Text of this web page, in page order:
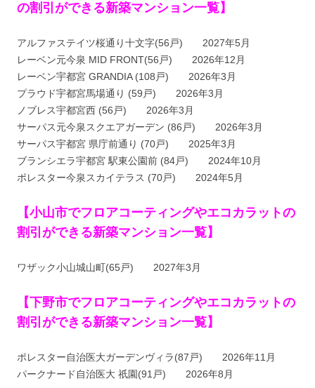
の割引ができる新築マンション一覧】
アルファステイツ桜通り十文字(56戸) 2027年5月
レーベン元今泉 MID FRONT(56戸) 2026年12月
レーベン宇都宮 GRANDIA (108戸) 2026年3月
プラウド宇都宮馬場通り (59戸) 2026年3月
ノブレス宇都宮西 (56戸) 2026年3月
サーパス元今泉スクエアガーデン (86戸) 2026年3月
サーパス宇都宮 県庁前通り (70戸) 2025年3月
ブランシエラ宇都宮 駅東公園前 (84戸) 2024年10月
ポレスター今泉スカイテラス (70戸) 2024年5月
【小山市でフロアコーティングやエコカラットの
割引ができる新築マンション一覧】
ワザック小山城山町(65戸) 2027年3月
【下野市でフロアコーティングやエコカラットの
割引ができる新築マンション一覧】
ポレスター自治医大ガーデンヴィラ(87戸) 2026年11月
パークナード自治医大 祇園(91戸) 2026年8月